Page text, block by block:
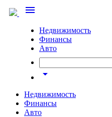
menu
Недвижимость
Финансы
Авто
arrow_drop_down
Недвижимость
Финансы
Авто